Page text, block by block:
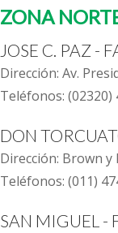
ZONA
JOSE C. PAZ -
Dirección: Av.
Teléfonos: (02320)
DON
Dirección: Brown y
Teléfonos: (011)
SAN MIGUEL -